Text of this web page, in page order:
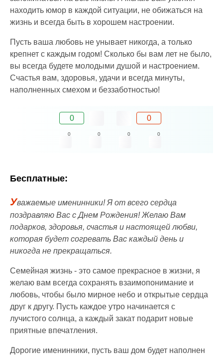
находить юмор в каждой ситуации, не обижаться на
жизнь и всегда быть в хорошем настроении.
Пусть ваша любовь не унывает никогда, а только
крепнет с каждым годом! Сколько бы вам лет не было,
вы всегда будете молодыми душой и настроением.
Счастья вам, здоровья, удачи и всегда минуты,
наполненных смехом и беззаботностью!
0 0
0 0 0 0
Бесплатные:
Уважаемые именинники! Я от всего сердца
поздравляю Вас с Днем Рождения! Желаю Вам
подарков, здоровья, счастья и настоящей любви,
которая будет согревать Вас каждый день и
никогда не прекращаться.
Семейная жизнь - это самое прекрасное в жизни, я
желаю вам всегда сохранять взаимопонимание и
любовь, чтобы было мирное небо и открытые сердца
друг к другу. Пусть каждое утро начинается с
лучистого солнца, а каждый закат подарит новые
приятные впечатления.
Дорогие именинники, пусть ваш дом будет наполнен